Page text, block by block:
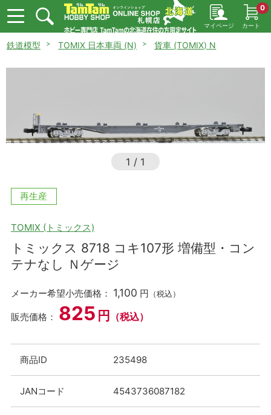
マイページ カート
0
鉄道模型 TOMIX 日本車両 (N) 貨車 (TOMIX) N
1 / 1
再生産
TOMIX (トミックス)
トミックス 8718 コキ107形 増備型・コン
テナなし Ｎゲージ
メーカー希望小売価格： 1,100 円 （税込）
販売価格： 825 円 （税込）
商品ID 235498
JANコード 4543736087182